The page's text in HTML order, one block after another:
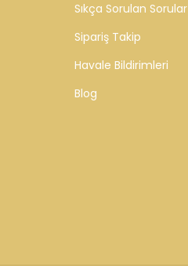
Sıkça Sorulan Sorular
Sipariş Takip
Havale Bildirimleri
Blog